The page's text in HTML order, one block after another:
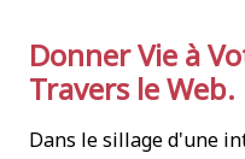
Donner Vie à
Travers le Web.
Dans le sillage d'une